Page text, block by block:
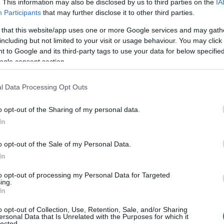
This information may also be disclosed by us to third parties on the
Participants that may further disclose it to other third parties.
that this website/app uses one or more Google services and may
but not limited to your visit or usage behaviour. You may
to Google and its third-party tags to use your data for below
consent section.
Data Processing Opt Outs
opt-out of the Sharing of my personal data.
opt-out of the Sale of my Personal Data.
opt-out of processing my Personal Data for Targeted
opt-out of Collection, Use, Retention, Sale, and/or Sharing
Data that Is Unrelated with the Purposes for which it
drammatico dei casi di morbillo, con
dieci volte superiore rispetto all’anno
in un rapporto dell’European Centre
che ha messo in luce non solo i numeri
a questa epidemia. Tra i principali
della pandemia di Covid-19, che